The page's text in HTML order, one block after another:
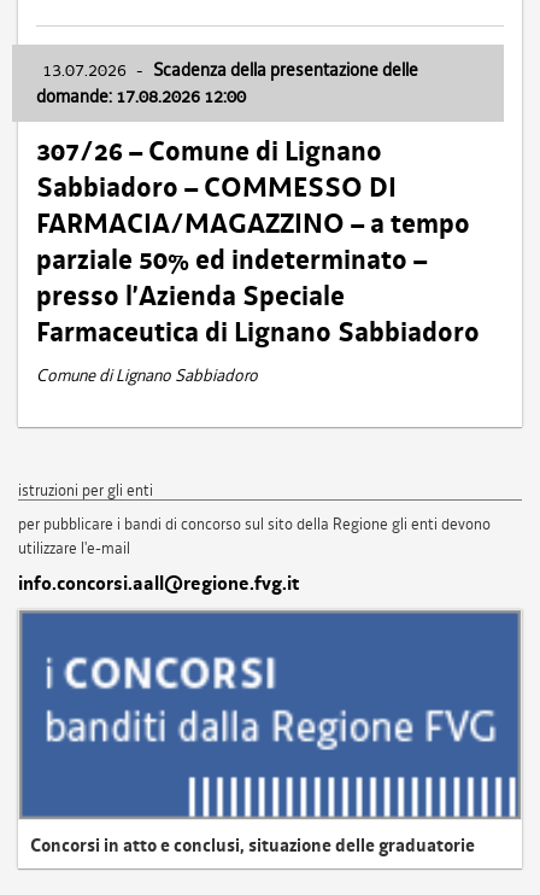
13.07.2026 - Scadenza della presentazione delle
domande: 17.08.2026 12:00
307/26 – Comune di Lignano
Sabbiadoro – COMMESSO DI
FARMACIA/MAGAZZINO – a tempo
parziale 50% ed indeterminato –
presso l’Azienda Speciale
Farmaceutica di Lignano Sabbiadoro
Comune di Lignano Sabbiadoro
istruzioni per gli enti
per pubblicare i bandi di concorso sul sito della Regione gli enti devono
utilizzare l'e-mail
info.concorsi.aall@regione.fvg.it
Concorsi in atto e conclusi, situazione delle graduatorie